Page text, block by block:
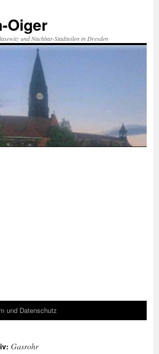
Oiger
und Nachbar-Stadtteilen in Dresden
und Datenschutz
Gasrohr